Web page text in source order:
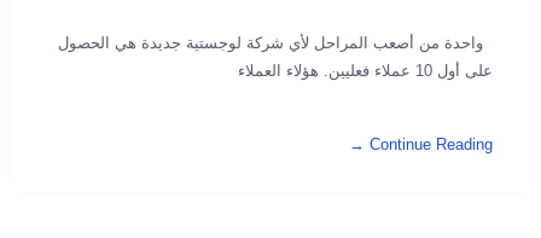
واحدة من أصعب المراحل لأي شركة لوجستية جديدة هي الحصول
على أول 10 عملاء فعليين. هؤلاء العملاء
Continue Reading →